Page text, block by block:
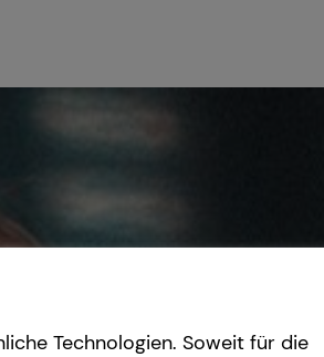
Technologien. Soweit für die